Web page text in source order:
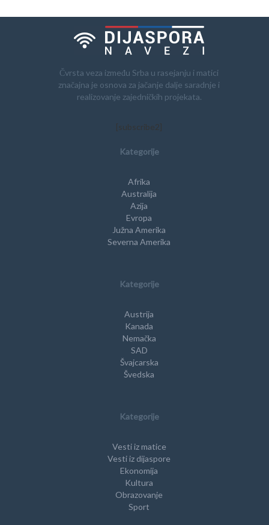
Čvrsta veza između Srba u rasejanju i matici
značajna je osnova za jačanje dalje saradnje i
realizovanje zajedničkih projekata.
[subscribe2]
Kategorije
Afrika
Australija
Azija
Evropa
Južna Amerika
Severna Amerika
Kategorije
Austrija
Kanada
Nemačka
SAD
Švajcarska
Švedska
Kategorije
Vesti iz matice
Vesti iz dijaspore
Ekonomija
Kultura
Obrazovanje
Sport